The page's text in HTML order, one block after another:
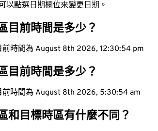
以點選日期欄位來變更日期。
目前時間是多少？
前時間為 August 8th 2026, 12:30:55 pm
目前時間是多少？
前時間為 August 8th 2026, 5:30:55 am
和目標時區有什麼不同？